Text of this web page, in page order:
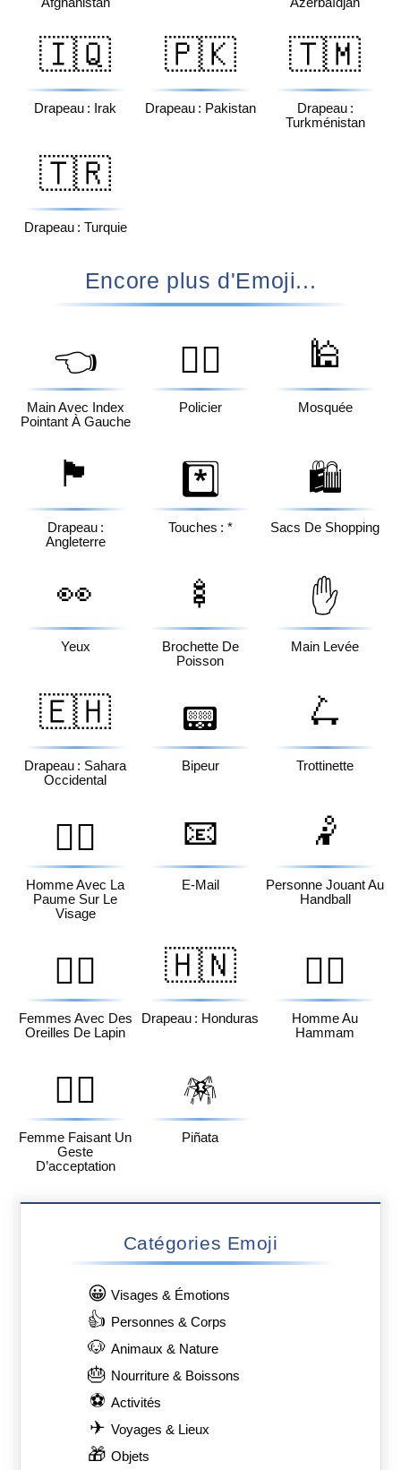
Afghanistan Azerbaïdjan
🇮🇶
Drapeau : Irak
🇵🇰
Drapeau : Pakistan
🇹🇲
Drapeau :
Turkménistan
🇹🇷
Drapeau : Turquie
Encore plus d'Emoji...
👈
Main Avec Index
Pointant À Gauche
👮‍♂️
Policier
🕌
Mosquée
🏴󠁧󠁢󠁥󠁮󠁧󠁿
Drapeau :
Angleterre
*️⃣
Touches : *
🛍️
Sacs De Shopping
👀
Yeux
🍢
Brochette De
Poisson
✋
Main Levée
🇪🇭
Drapeau : Sahara
Occidental
📟
Bipeur
🛴
Trottinette
🤦‍♂️
Homme Avec La
Paume Sur Le
Visage
📧
E-Mail
🤾
Personne Jouant Au
Handball
👯‍♀️
Femmes Avec Des
Oreilles De Lapin
🇭🇳
Drapeau : Honduras
🧖‍♂️
Homme Au
Hammam
🙆‍♀️
Femme Faisant Un
Geste
D’acceptation
🪅
Piñata
Catégories Emoji
😀 Visages & Émotions
👍 Personnes & Corps
🐶 Animaux & Nature
🎂 Nourriture & Boissons
⚽ Activités
✈ Voyages & Lieux
🎁 Objets